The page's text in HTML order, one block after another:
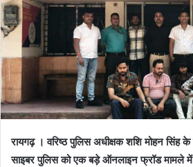
रायगढ़ । वरिष्ठ पुलिस अधीक्षक शशि मोहन सिंह के
साइबर पुलिस को एक बड़े ऑनलाइन फ्रॉड मामले में